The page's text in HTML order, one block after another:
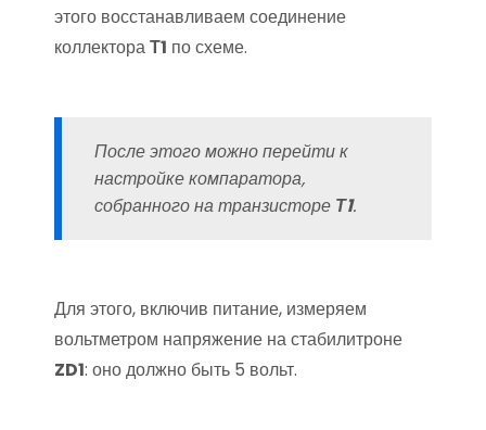
этого восстанавливаем соединение
коллектораТ1 по схеме.
После этого можно перейти к
настройке компаратора,
собранного на транзисторе Т1.
Для этого, включив питание, измеряем
вольтметром напряжение на стабилитроне
ZD1: оно должно быть 5 вольт.